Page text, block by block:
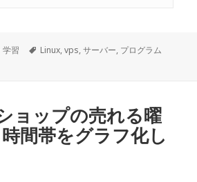
カ
学習
タ
Linux,vps,サーバー, プログラム
構築運用入門講座修了した。 に
ョップの売れる曜
間帯をグラフ化し